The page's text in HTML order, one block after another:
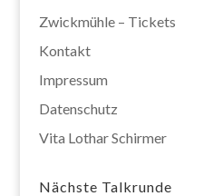
Zwickmühle – Tickets
Kontakt
Impressum
Datenschutz
Vita Lothar Schirmer
Nächste Talkrunde